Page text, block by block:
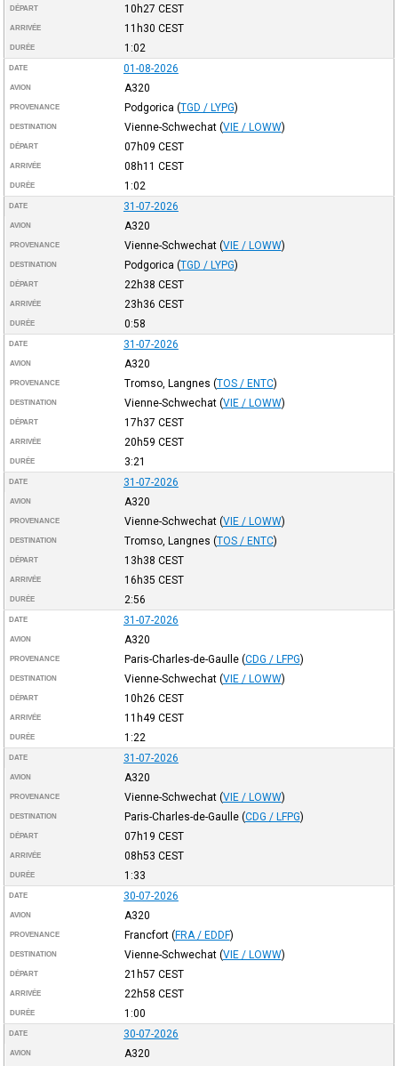
DÉPART 10h27 CEST
ARRIVÉE 11h30 CEST
DURÉE 1:02
DATE 01-08-2026
AVION A320
PROVENANCE Podgorica (TGD / LYPG)
DESTINATION Vienne-Schwechat (VIE / LOWW)
DÉPART 07h09 CEST
ARRIVÉE 08h11 CEST
DURÉE 1:02
DATE 31-07-2026
AVION A320
PROVENANCE Vienne-Schwechat (VIE / LOWW)
DESTINATION Podgorica (TGD / LYPG)
DÉPART 22h38 CEST
ARRIVÉE 23h36 CEST
DURÉE 0:58
DATE 31-07-2026
AVION A320
PROVENANCE Tromso, Langnes (TOS / ENTC)
DESTINATION Vienne-Schwechat (VIE / LOWW)
DÉPART 17h37 CEST
ARRIVÉE 20h59 CEST
DURÉE 3:21
DATE 31-07-2026
AVION A320
PROVENANCE Vienne-Schwechat (VIE / LOWW)
DESTINATION Tromso, Langnes (TOS / ENTC)
DÉPART 13h38 CEST
ARRIVÉE 16h35 CEST
DURÉE 2:56
DATE 31-07-2026
AVION A320
PROVENANCE Paris-Charles-de-Gaulle (CDG / LFPG)
DESTINATION Vienne-Schwechat (VIE / LOWW)
DÉPART 10h26 CEST
ARRIVÉE 11h49 CEST
DURÉE 1:22
DATE 31-07-2026
AVION A320
PROVENANCE Vienne-Schwechat (VIE / LOWW)
DESTINATION Paris-Charles-de-Gaulle (CDG / LFPG)
DÉPART 07h19 CEST
ARRIVÉE 08h53 CEST
DURÉE 1:33
DATE 30-07-2026
AVION A320
PROVENANCE Francfort (FRA / EDDF)
DESTINATION Vienne-Schwechat (VIE / LOWW)
DÉPART 21h57 CEST
ARRIVÉE 22h58 CEST
DURÉE 1:00
DATE 30-07-2026
AVION A320